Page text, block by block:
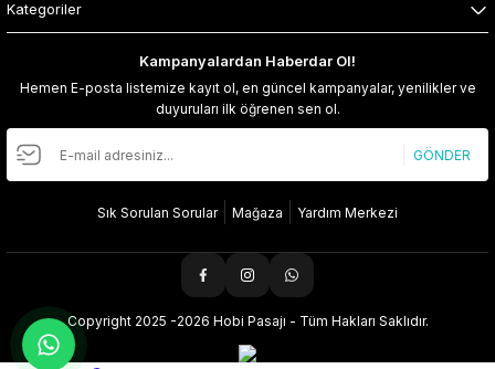
Kategoriler
Kampanyalardan Haberdar Ol!
Hemen E-posta listemize kayıt ol, en güncel kampanyalar, yenilikler ve
duyuruları ilk öğrenen sen ol.
GÖNDER
Sık Sorulan Sorular Mağaza Yardım Merkezi
Copyright 2025 -2026 Hobi Pasajı - Tüm Hakları Saklıdır.